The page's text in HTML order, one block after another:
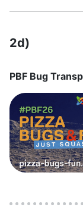
2d)
PBF Bug